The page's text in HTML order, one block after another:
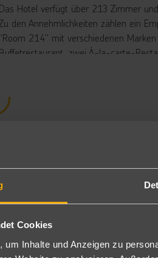
Cookies
um Inhalte und Anzeigen zu
Das Hotel verfügt über 213 Zimmer
den Annehmlichkeiten zählen ein
"Room 214" mit verschiedenen
Buffetrestaurant, zwei Á-la-carte-
Am Pool stehen Sonnenliegen und
verfügt das Hotel über einen
Doppel-Superior Meerblick:
Kaffemaschine, Mini-Kühlschrank,
Bei gleicher Ausstattung zu einem
m²). (J2M)